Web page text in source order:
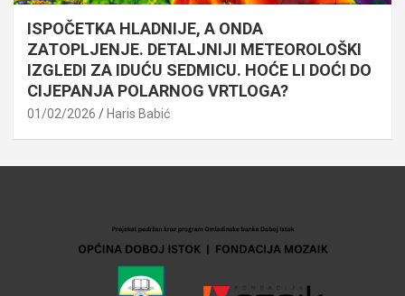
ISPOČETKA HLADNIJE, A ONDA
ZATOPLJENJE. DETALJNIJI METEOROLOŠKI
IZGLEDI ZA IDUĆU SEDMICU. HOĆE LI DOĆI DO
CIJEPANJA POLARNOG VRTLOGA?
01/02/2026 Haris Babić